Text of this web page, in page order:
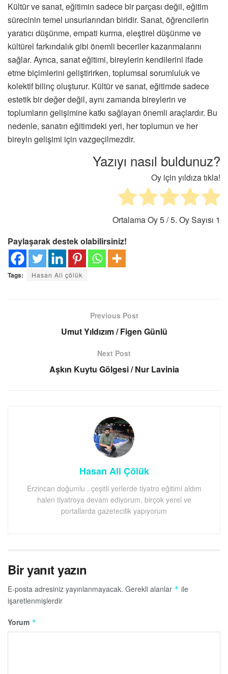
Kültür ve sanat, eğitimin sadece bir parçası değil, eğitim
sürecinin temel unsurlarından biridir. Sanat, öğrencilerin
yaratıcı düşünme, empati kurma, eleştirel düşünme ve
kültürel farkındalık gibi önemli beceriler kazanmalarını
sağlar. Ayrıca, sanat eğitimi, bireylerin kendilerini ifade
etme biçimlerini geliştirirken, toplumsal sorumluluk ve
kolektif bilinç oluşturur. Kültür ve sanat, eğitimde sadece
estetik bir değer değil, aynı zamanda bireylerin ve
toplumların gelişimine katkı sağlayan önemli araçlardır. Bu
nedenle, sanatın eğitimdeki yeri, her toplumun ve her
bireyin gelişimi için vazgeçilmezdir.
Yazıyı nasıl buldunuz?
Oy için yıldıza tıkla!
Ortalama Oy5/ 5. Oy Sayısı 1
Paylaşarak destek olabilirsiniz!
Tags: Hasan Ali çölük
Previous Post
Umut Yıldızım / Figen Günlü
Next Post
Aşkın Kuytu Gölgesi / Nur Lavinia
Hasan Ali Çölük
Erzincan doğumlu . çeşitli yerlerde tiyatro eğitimi aldım
halen tiyatroya devam ediyorum, birçok yerel ve
portallarda gazetecilik yapıyorum
Bir yanıt yazın
E-posta adresiniz yayınlanmayacak. Gerekli alanlar * ile
işaretlenmişlerdir
Yorum *